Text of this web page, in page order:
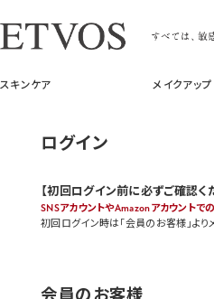
スキンケア メイクアップ
ログイン
【初回ログイン前に必ずご確認く
SNSアカウントやAmazonアカウントで
初回ログイン時は「会員のお客様」より